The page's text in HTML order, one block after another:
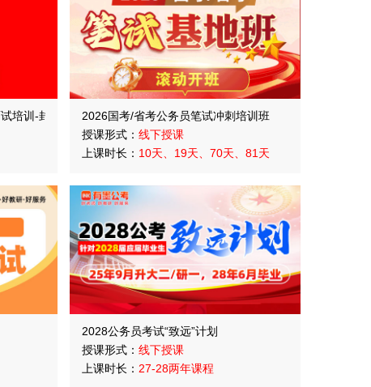
培训-封闭集训营2026国考/省考公务员笔试冲刺培训班
授课形式： 线下授课
上课时长： 10天、19天、70天、81天
2028公务员考试“致远”计划
授课形式： 线下授课
上课时长： 27-28两年课程